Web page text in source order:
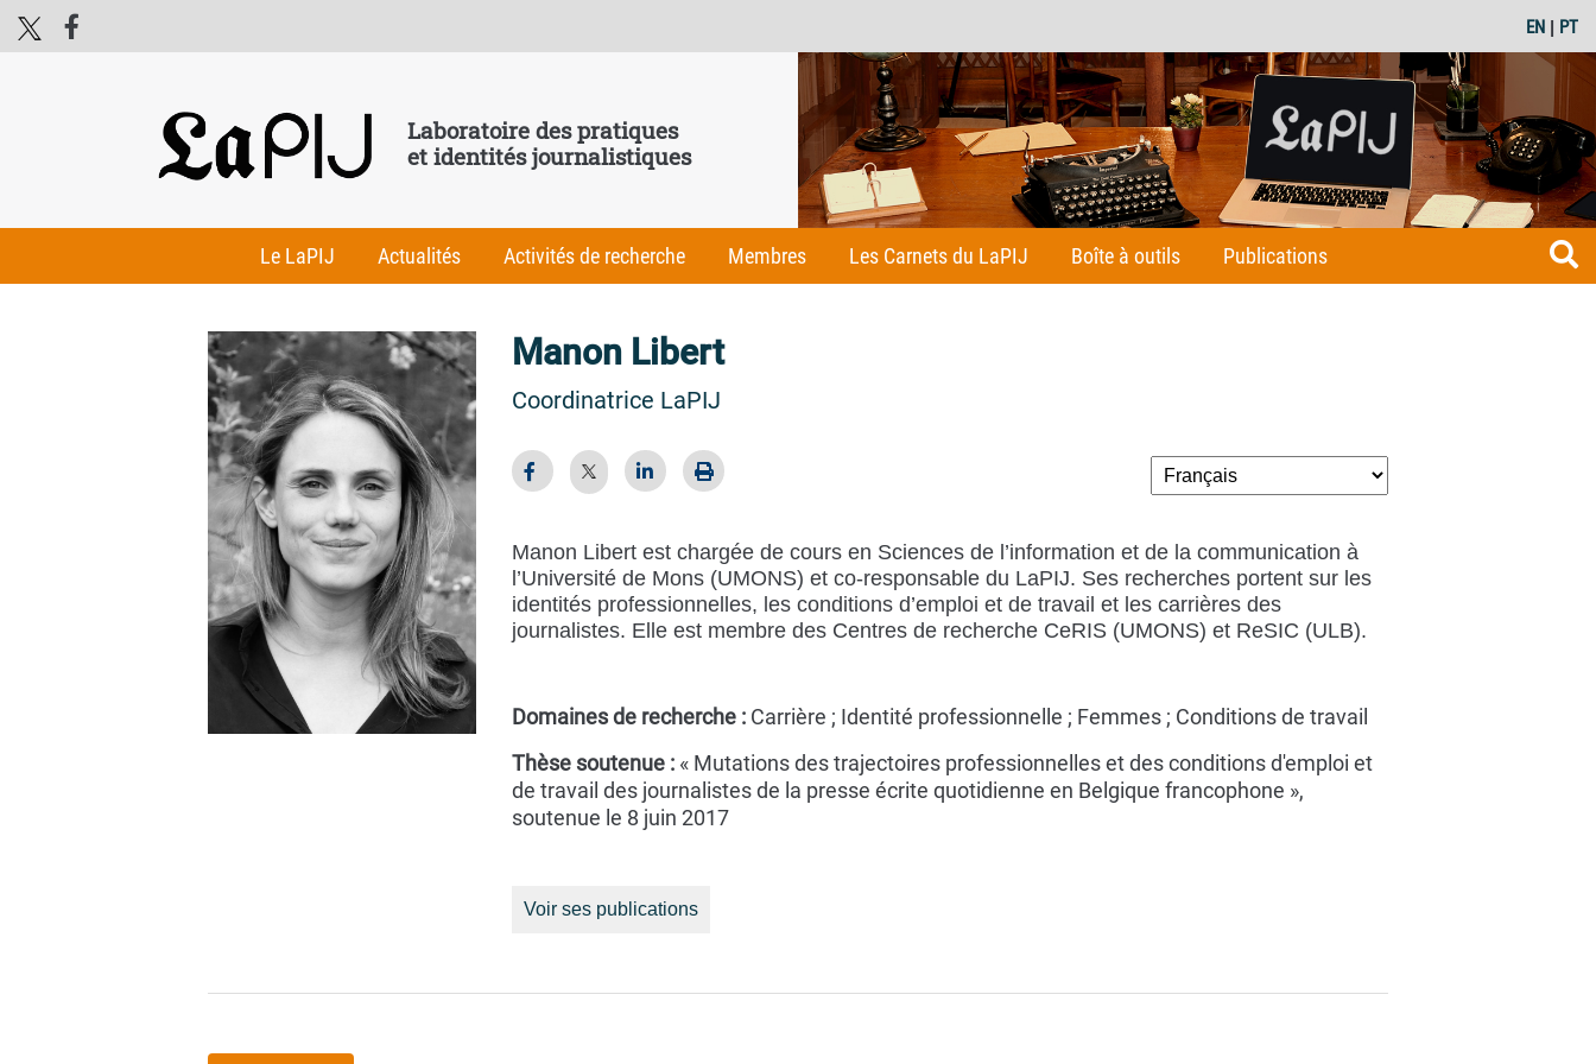
EN | PT
Laboratoire des pratiques
et identités journalistiques
Le LaPIJ Actualités Activités de recherche Membres Les Carnets du LaPIJ Boîte à outils Publications
Manon Libert
Coordinatrice LaPIJ
Manon Libert est chargée de cours en Sciences de l’information et de la communication à
l’Université de Mons (UMONS) et co-responsable du LaPIJ. Ses recherches portent sur les
identités professionnelles, les conditions d’emploi et de travail et les carrières des
journalistes. Elle est membre des Centres de recherche CeRIS (UMONS) et ReSIC (ULB).
Domaines de recherche : Carrière ; Identité professionnelle ; Femmes ; Conditions de travail
Thèse soutenue : « Mutations des trajectoires professionnelles et des conditions d'emploi et
de travail des journalistes de la presse écrite quotidienne en Belgique francophone »,
soutenue le 8 juin 2017
Voir ses publications